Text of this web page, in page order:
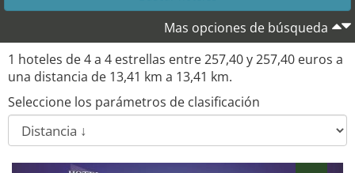
Mas opciones de búsqueda
1 hoteles de4a 4 estrellas entre257,40y257,40 euros a
una distancia de 13,41 km a 13,41 km.
Seleccione los parámetros de clasificación